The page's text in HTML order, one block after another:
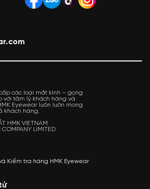
các loại mắt kính – gọng
với tâm lý khách hàng và
Eyewear luôn luôn mong
khách hàng.
HMK VIETNAM
COMPANY LIMITED
Kiểm tra hàng HMK Eyewear